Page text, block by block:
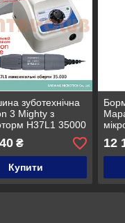
зуботехнічна
3 Mighty з
H37L1 35000
педаллю
₴
Купити
12